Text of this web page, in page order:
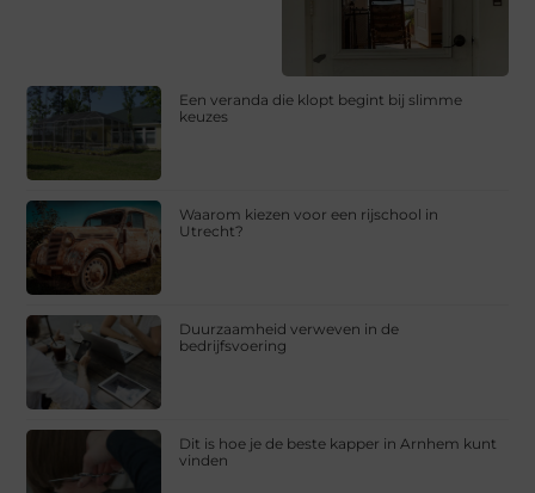
Een veranda die klopt begint bij slimme
keuzes
Waarom kiezen voor een rijschool in
Utrecht?
Duurzaamheid verweven in de
bedrijfsvoering
Dit is hoe je de beste kapper in Arnhem kunt
vinden